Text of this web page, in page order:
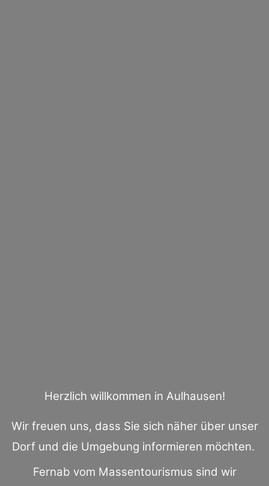
Herzlich willkommen in Aulhausen!
Wir freuen uns, dass Sie sich näher über unser
Dorf und die Umgebung informieren möchten.
Fernab vom Massentourismus sind wir